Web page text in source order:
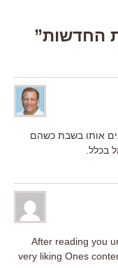
אותו בשבת כשהם
בכלל.
After reading you
very liking Ones